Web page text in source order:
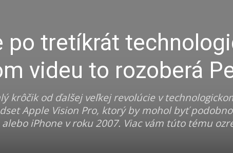
po tretíkrát
videu to rozoberá
krôčik od ďalšej veľkej revolúcie v
Apple Vision Pro, ktorý by mohol byť
iPhone v roku 2007. Viac vám túto tému